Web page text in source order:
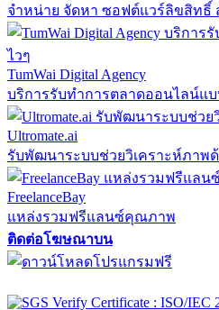
จำหน่าย จัดหา ซอฟต์แวร์ลิขสิทธิ์
TumWai Digital Agency
บริการรับทำการตลาดออนไลน์แบ
Ultromate.ai
รับพัฒนาระบบช่วยวิเคราะห์ภาพ
FreelanceBay
แหล่งรวมฟรีแลนซ์คุณภาพ
ติดต่อโฆษณาบน